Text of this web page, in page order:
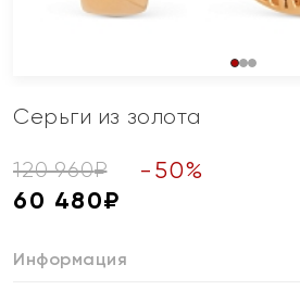
Серьги из золота
120 960₽ - 50%
60 480₽
Информация